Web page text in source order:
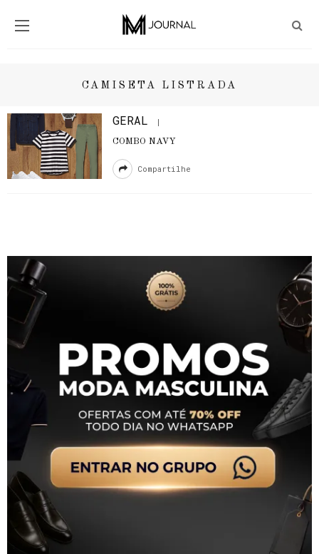
CAMISETA LISTRADA
GERAL
COMBO NAVY
Compartilhe